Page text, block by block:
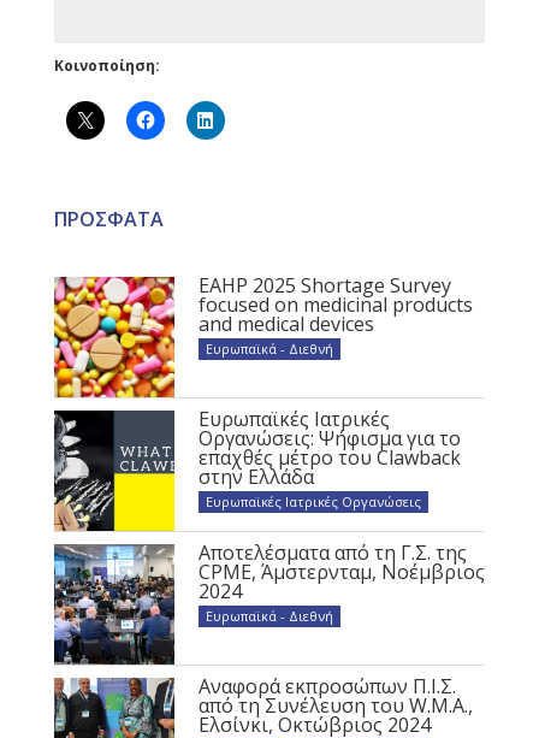
Κοινοποίηση:
ΠΡΟΣΦΑΤΑ
EAHP 2025 Shortage Survey
focused on medicinal products
and medical devices
Ευρωπαϊκά - Διεθνή
Ευρωπαϊκές Ιατρικές
Οργανώσεις: Ψήφισμα για το
επαχθές μέτρο του Clawback
στην Ελλάδα
Ευρωπαϊκές Ιατρικές Οργανώσεις
Αποτελέσματα από τη Γ.Σ. της
CPME, Άμστερνταμ, Νοέμβριος
2024
Ευρωπαϊκά - Διεθνή
Αναφορά εκπροσώπων Π.Ι.Σ.
από τη Συνέλευση του W.M.A.,
Ελσίνκι, Οκτώβριος 2024